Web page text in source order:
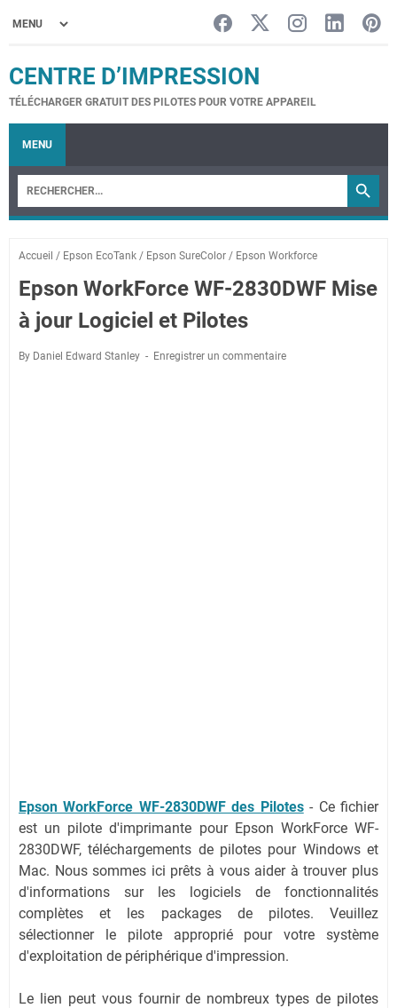
CENTRE D’IMPRESSION
TÉLÉCHARGER GRATUIT DES PILOTES POUR VOTRE APPAREIL
MENU
Accueil / Epson EcoTank / Epson SureColor / Epson Workforce
Epson WorkForce WF-2830DWF Mise
à jour Logiciel et Pilotes
By Daniel Edward Stanley Enregistrer un commentaire
Epson WorkForce WF-2830DWF des Pilotes - Ce fichier
est un pilote d'imprimante pour Epson WorkForce WF-
2830DWF, téléchargements de pilotes pour Windows et
Mac. Nous sommes ici prêts à vous aider à trouver plus
d'informations sur les logiciels de fonctionnalités
complètes et les packages de pilotes. Veuillez
sélectionner le pilote approprié pour votre système
d'exploitation de périphérique d'impression.
Le lien peut vous fournir de nombreux types de pilotes